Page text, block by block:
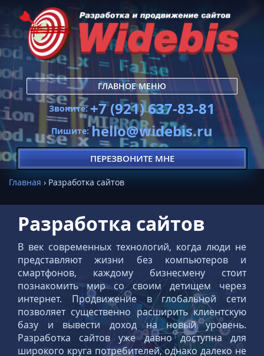
ГЛАВНОЕ МЕНЮ
Звоните:+7 (921) 637-83-81
Пишите:hello@widebis.ru
ПЕРЕЗВОНИТЕ МНЕ
Главная › Разработка сайтов
Разработка сайтов
В век современных технологий, когда люди не
представляют жизни без компьютеров и
смартфонов, каждому бизнесмену стоит
познакомить мир со своим детищем через
интернет. Продвижение в глобальной сети
позволяет существенно расширить клиентскую
базу и вывести доход на новый уровень.
Разработка сайтов уже давно доступна для
широкого круга потребителей, однако далеко не